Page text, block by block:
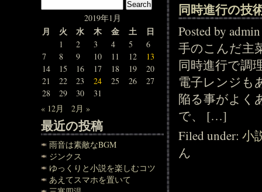
2019年1月
月 火 水 木 金 土 日
1 2 3 4 5
6
7
8 9 10 11 12
13
14
15 16 17 18 19
20
21
22 23 24 25 26
27
28
29 30
31
« 12月
2月 »
最近の投稿
雨音は素敵なBGM
ジンクス
ゆっくりと小説を楽しむコツ
あえてスマホを置いて
同時進行の技
Posted by
手のこんだ主
同時進行で調
電子レンジ
陥る事がよく
で、 […]
Filed under:小
ん